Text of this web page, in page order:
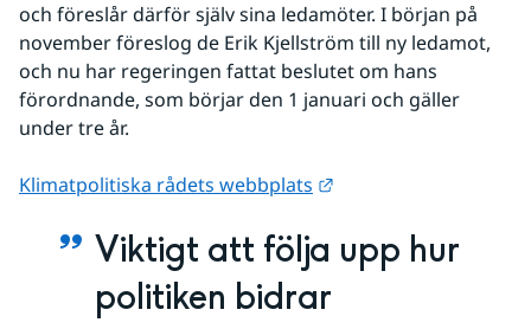
och föreslår därför själv sina ledamöter. I början på
november föreslog de Erik Kjellström till ny ledamot,
och nu har regeringen fattat beslutet om hans
förordnande, som börjar den 1 januari och gäller
under tre år.
Klimatpolitiska rådets webbplats
Viktigt att följa upp hur
politiken bidrar